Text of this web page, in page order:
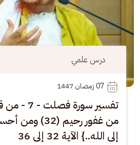
درس علمي
07
تفسير
من غفور رحيم
إلى الله..} الآية 32 إلى 36